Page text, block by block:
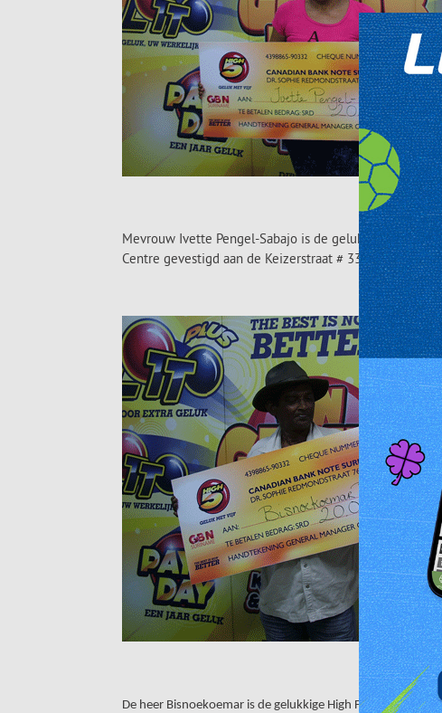
Mevrouw Ivette Pengel-Sabajo is de gelukkige High
Centre gevestigd aan de Keizerstraat # 33.
De heer Bisnoekoemar is de gelukkige High Five winnaar